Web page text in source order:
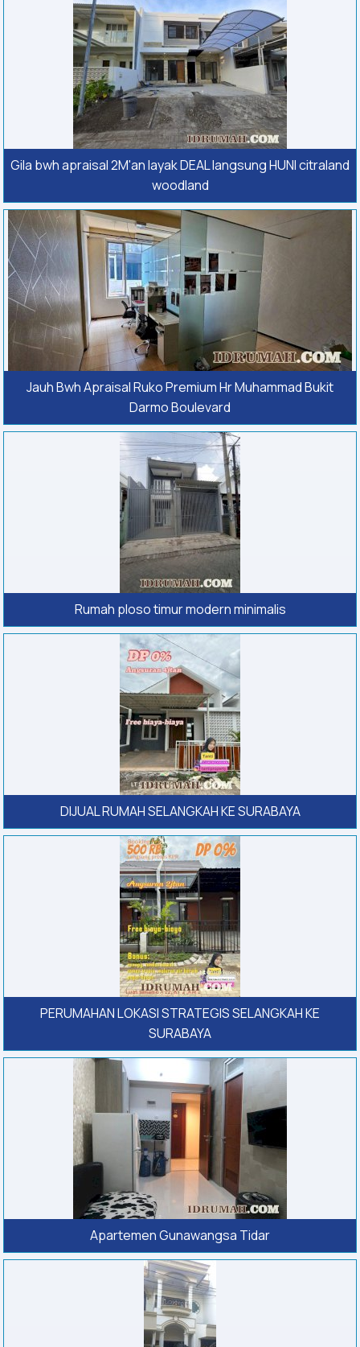
Gila bwh apraisal 2M'an layak DEAL langsung HUNI citraland
woodland
Jauh Bwh Apraisal Ruko Premium Hr Muhammad Bukit
Darmo Boulevard
Rumah ploso timur modern minimalis
DIJUAL RUMAH SELANGKAH KE SURABAYA
PERUMAHAN LOKASI STRATEGIS SELANGKAH KE
SURABAYA
Apartemen Gunawangsa Tidar